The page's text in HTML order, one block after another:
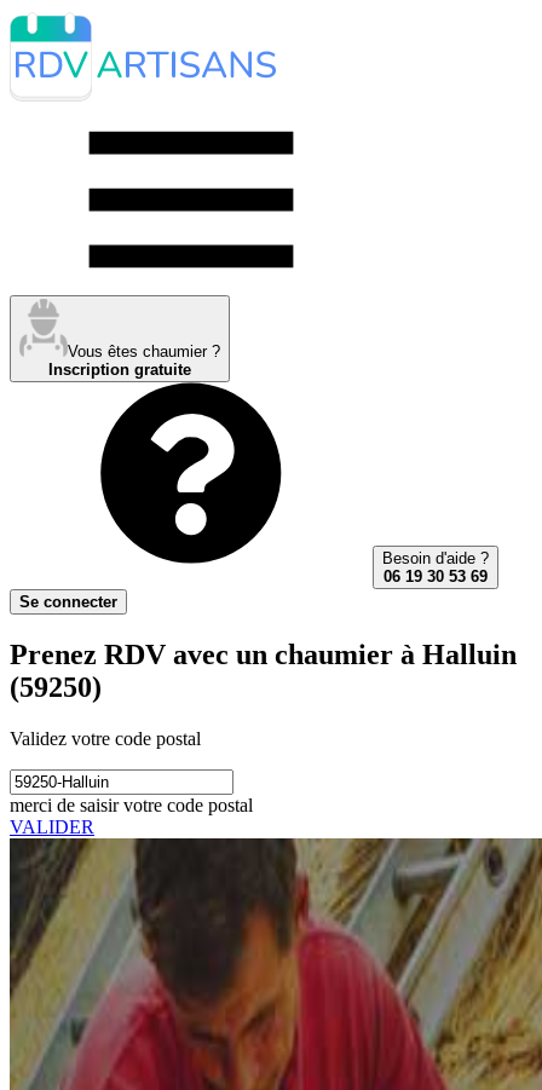
Vous êtes chaumier ?
Inscription gratuite
Besoin d'aide ?
06 19 30 53 69
Se connecter
Prenez RDV avec un chaumier à Halluin
(59250)
Validez votre code postal
merci de saisir votre code postal
VALIDER